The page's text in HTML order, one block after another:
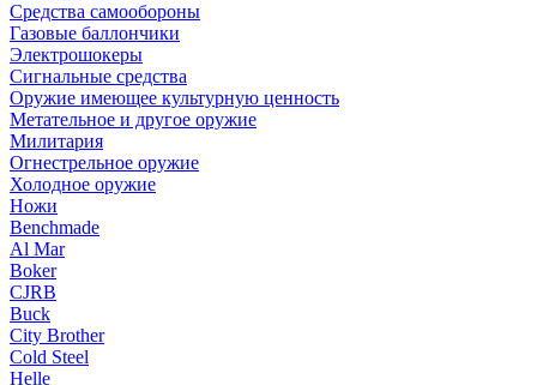
Средства самообороны
Газовые баллончики
Электрошокеры
Сигнальные средства
Оружие имеющее культурную ценность
Метательное и другое оружие
Милитария
Огнестрельное оружие
Холодное оружие
Ножи
Benchmade
Al Mar
Boker
CJRB
Buck
City Brother
Cold Steel
Helle